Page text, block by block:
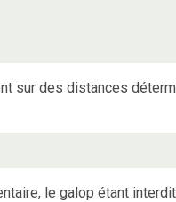
sur des distances
le galop étant